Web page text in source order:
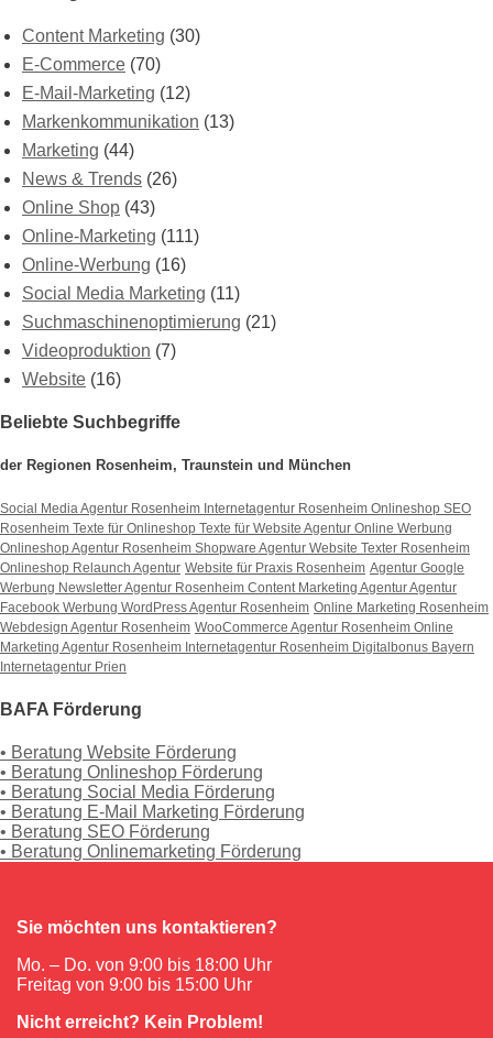
Content Marketing (30)
E-Commerce (70)
E-Mail-Marketing (12)
Markenkommunikation (13)
Marketing (44)
News & Trends (26)
Online Shop (43)
Online-Marketing (111)
Online-Werbung (16)
Social Media Marketing (11)
Suchmaschinenoptimierung (21)
Videoproduktion (7)
Website (16)
Beliebte Suchbegriffe
der Regionen Rosenheim, Traunstein und München
Social Media Agentur Rosenheim Internetagentur Rosenheim Onlineshop SEO
Rosenheim Texte für Onlineshop Texte für Website Agentur Online Werbung
Onlineshop Agentur Rosenheim Shopware Agentur Website Texter Rosenheim
Onlineshop Relaunch Agentur Website für Praxis Rosenheim Agentur Google
Werbung Newsletter Agentur Rosenheim Content Marketing AgenturAgentur
Facebook Werbung WordPress Agentur Rosenheim Online Marketing Rosenheim
Webdesign Agentur Rosenheim WooCommerce Agentur Rosenheim Online
Marketing Agentur Rosenheim Internetagentur Rosenheim Digitalbonus Bayern
Internetagentur Prien
BAFA Förderung
• Beratung Website Förderung
• Beratung Onlineshop Förderung
• Beratung Social Media Förderung
• Beratung E-Mail Marketing Förderung
• Beratung SEO Förderung
• Beratung Onlinemarketing Förderung
Sie möchten uns kontaktieren?
Mo. – Do. von 9:00 bis 18:00 Uhr
Freitag von 9:00 bis 15:00 Uhr
Nicht erreicht? Kein Problem!